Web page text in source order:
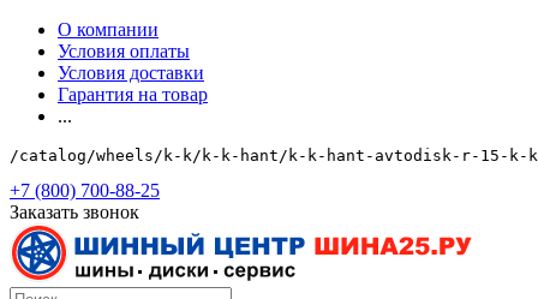
О компании
Условия оплаты
Условия доставки
Гарантия на товар
...
/catalog/wheels/k-k/k-k-hant/k-k-hant-avtodisk-r-15-k-
+7 (800) 700-88-25
Заказать звонок